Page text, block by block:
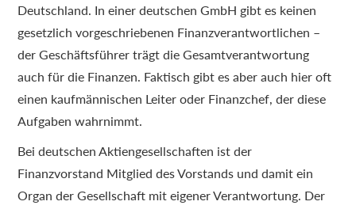
Deutschland. In einer deutschen GmbH gibt es keinen
gesetzlich vorgeschriebenen Finanzverantwortlichen –
der Geschäftsführer trägt die Gesamtverantwortung
auch für die Finanzen. Faktisch gibt es aber auch hier oft
einen kaufmännischen Leiter oder Finanzchef, der diese
Aufgaben wahrnimmt.
Bei deutschen Aktiengesellschaften ist der
Finanzvorstand Mitglied des Vorstands und damit ein
Organ der Gesellschaft mit eigener Verantwortung. Der